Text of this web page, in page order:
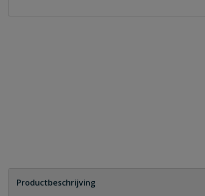
Productbeschrijving